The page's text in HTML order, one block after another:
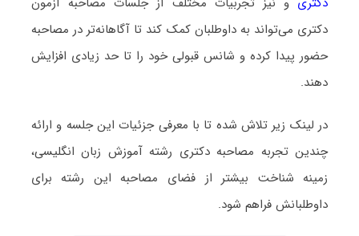
دکتری می‌تواند به داوطلبان کمک کند تا آگاهانه‌تر در مصاحبه
حضور پیدا کرده و شانس قبولی خود را تا حد زیادی افزایش
دهند.
در لینک زیر تلاش شده تا با معرفی جزئیات این جلسه و ارائه
چندین تجربه مصاحبه دکتری رشته آموزش زبان انگلیسی،
زمینه شناخت بیشتر از فضای مصاحبه این رشته برای
داوطلبانش فراهم شود.